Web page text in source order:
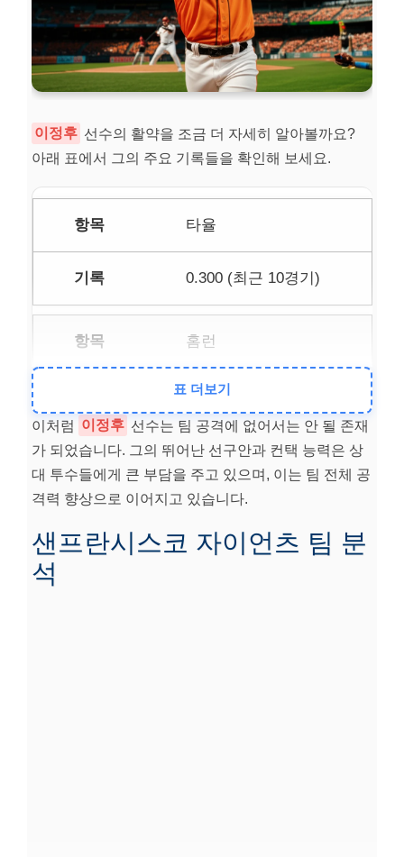
이정후 선수의 활약을 조금 더 자세히 알아볼까요?
아래 표에서 그의 주요 기록들을 확인해 보세요.
타율
0.300 (최근 10경기)
홈런
6개
타점
20점
표 더보기
이처럼 이정후 선수는 팀 공격에 없어서는 안 될 존재
가 되었습니다. 그의 뛰어난 선구안과 컨택 능력은 상
대 투수들에게 큰 부담을 주고 있으며, 이는 팀 전체 공
격력 향상으로 이어지고 있습니다.
샌프란시스코 자이언츠 팀 분
석